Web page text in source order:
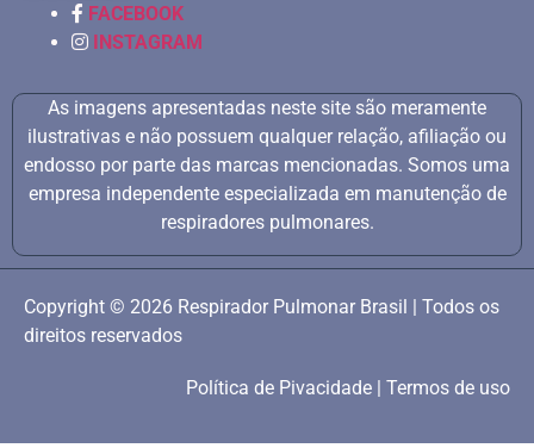
FACEBOOK
INSTAGRAM
As imagens apresentadas neste site são meramente
ilustrativas e não possuem qualquer relação, afiliação ou
endosso por parte das marcas mencionadas. Somos uma
empresa independente especializada em manutenção de
respiradores pulmonares.
Copyright © 2026 Respirador Pulmonar Brasil | Todos os
direitos reservados
Política de Pivacidade | Termos de uso